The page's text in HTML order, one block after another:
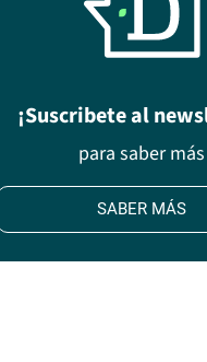
¡Suscribete al
para saber más
SABER MÁS